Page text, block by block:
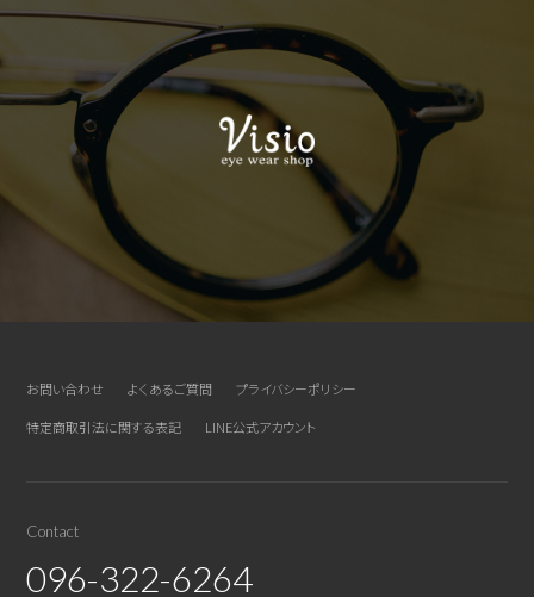
お問い合わせ よくあるご質問
プライバシーポリシー
特定商取引法に関する表記
LINE公式アカウント
Contact
096-322-6264